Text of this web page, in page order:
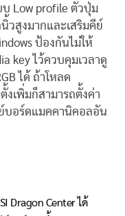
Low profile ตัวปุ่ม
วสูงมากและเสริมคีย์
ป้องกันไม่ให้
key ไว้ควบคุมเวลาดู
ได้ ถ้าโหลด
งเพิ่มก็สามารถตั้งค่า
บอร์ดแมคคานิคอลอัน
Dragon Center ได้